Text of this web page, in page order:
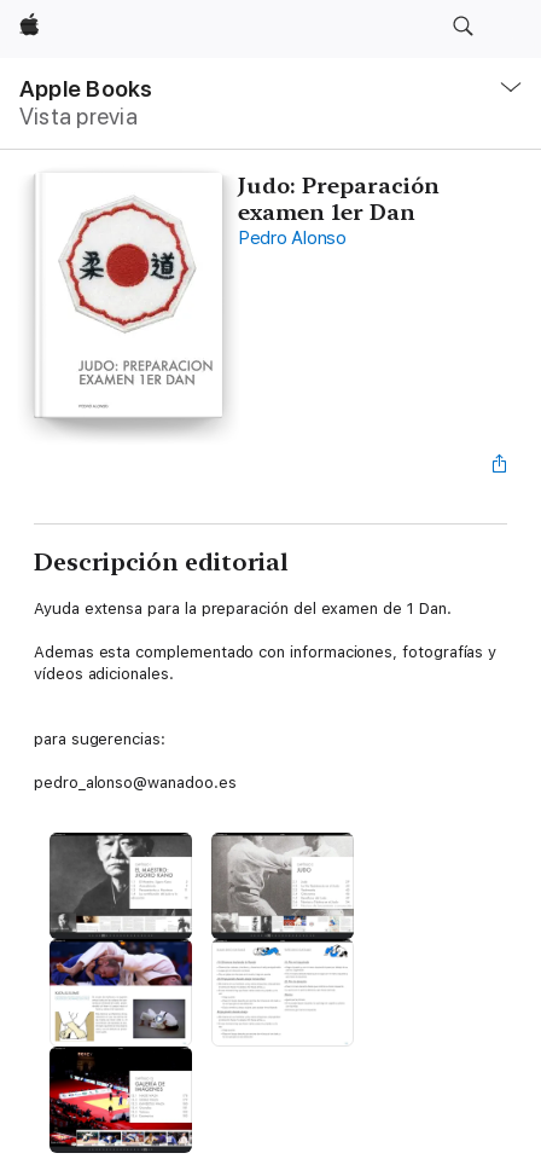
Apple
Apple Books
Vista previa
local
Abrir
Judo: Preparación
examen 1er Dan
Pedro Alonso
Descripción editorial
Ayuda extensa para la preparación del examen de 1 Dan.
Ademas esta complementado con informaciones, fotografías y
vídeos adicionales.
para sugerencias:
pedro_alonso@wanadoo.es